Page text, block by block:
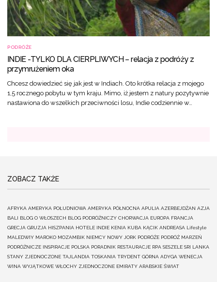
PODRÓŻE
INDIE -TYLKO DLA CIERPLIWYCH – relacja z podróży z
przymrużeniem oka
Chcesz dowiedzieć się jak jest w Indiach. Oto krótka relacja z mojego
1,5 rocznego pobytu w tym kraju. Mimo, iż jestem z natury pozytywnie
nastawiona do wszelkich przeciwności losu, Indie codziennie w…
ZOBACZ TAKŻE
AFRYKA AMERYKA POŁUDNIOWA AMERYKA PÓŁNOCNA APULIA AZERBEJDŻAN AZJA
BALI
BLOG O WŁOSZECH BLOG PODRÓŻNICZY CHORWACJA EUROPA FRANCJA
GRECJA GRUZJA HISZPANIA HOTELE INDIE KENIA KUBA KĄCIK ANDREASA Lifestyle
MALEDWIY MAROKO MOZAMBIK NIEMCY NOWY JORK PODRÓŻE PODRÓŻ MARZEŃ
PODRÓŻNICZE INSPIRACJE POLSKA PORADNIK RESTAURACJE RPA SESZELE SRI LANKA
STANY ZJEDNOCZONE TAJLANDIA TOSKANIA TRYDENT GÓRNA ADYGA WENECJA
WINA WYJĄTKOWE WŁOCHY ZJEDNOCZONE EMIRATY ARABSKIE ŚWIAT